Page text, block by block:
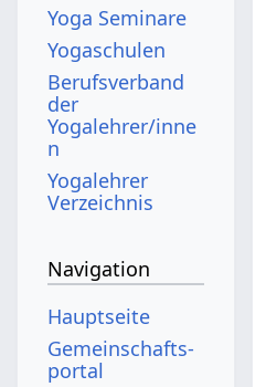
Yoga Seminare
Yogaschulen
Berufsverband
der
Yogalehrer/inne
n
Yogalehrer
Verzeichnis
Navigation
Hauptseite
Gemeinschafts­
portal